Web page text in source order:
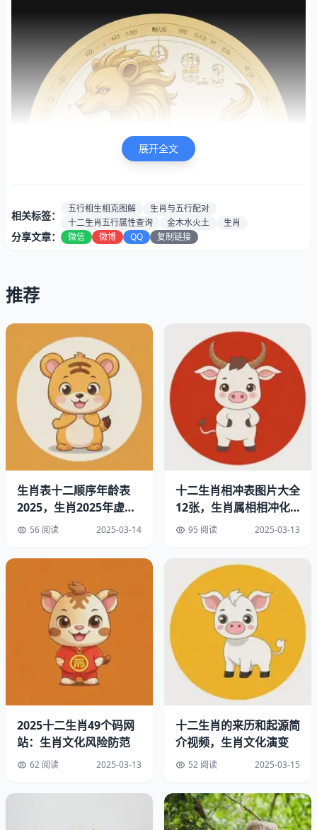
一、十二生肖金木水火土对照表图片
二、老辈人说的不一定是标准答案
三、怎么用这个表看性格
四、自己画表的小窍门
五、别拿这个当考试标准答案
这张表怎么来的
去年有个读者给我发了张图，说是网上找的生肖五行表，结
果和家里老人说的完全不一样。我仔细对比发现，现在流传
展开全文
相关标签：
五行相生相克图解
生肖与五行配对
十二生肖五行属性查询
金木水火土 生肖
分享文章： 微信 微博 QQ 复制链接
推荐
生肖表十二顺序年龄表
2025，生肖2025年虚岁
实岁56 阅读 2025-03-14
十二生肖相冲表图片大全
12张，生肖属相相冲化
解方法
95 阅读 2025-03-13
2025十二生肖49个码网
站：生肖文化风险防范
62 阅读 2025-03-13
十二生肖的来历和起源简
介视频，生肖文化演变
52 阅读 2025-03-15